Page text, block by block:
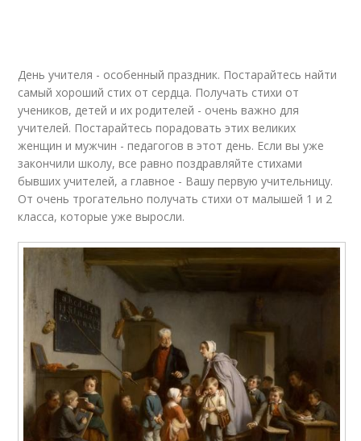
День учителя - особенный праздник. Постарайтесь найти
самый хороший стих от сердца. Получать стихи от
учеников, детей и их родителей - очень важно для
учителей. Постарайтесь порадовать этих великих
женщин и мужчин - педагогов в этот день. Если вы уже
закончили школу, все равно поздравляйте стихами
бывших учителей, а главное - Вашу первую учительницу.
От очень трогательно получать стихи от малышей 1 и 2
класса, которые уже выросли.